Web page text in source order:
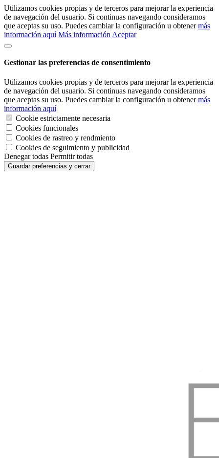
Utilizamos cookies propias y de terceros para mejorar la experiencia
de navegación del usuario. Si continuas navegando consideramos
que aceptas su uso. Puedes cambiar la configuración u obtenermás
información aquí Más información Aceptar
Gestionar las preferencias de consentimiento
Utilizamos cookies propias y de terceros para mejorar la experiencia
de navegación del usuario. Si continuas navegando consideramos
que aceptas su uso. Puedes cambiar la configuración u obtenermás
información aquí
Cookie estrictamente necesaria
Cookies funcionales
Cookies de rastreo y rendmiento
Cookies de seguimiento y publicidad
Denegar todas Permitir todas
Guardar preferencias y cerrar